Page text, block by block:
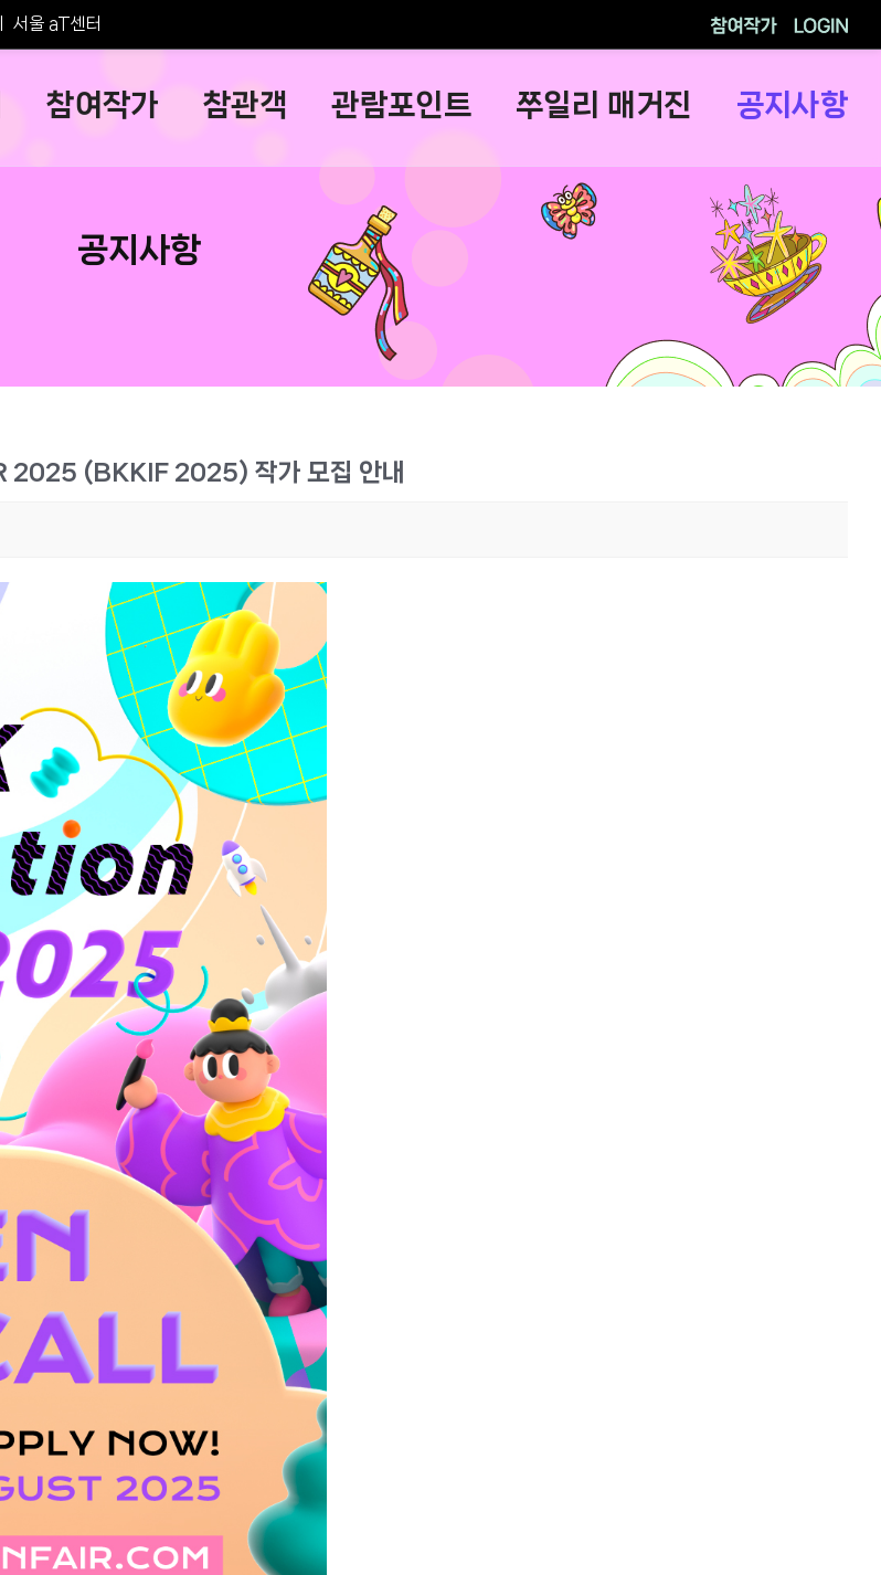
서울 aT센터
참여작가
참여작가 참관객 관람포인트 쭈일리 매거진 공지사항
공지사항
2025 (BKKIF 2025) 작가 모집 안내